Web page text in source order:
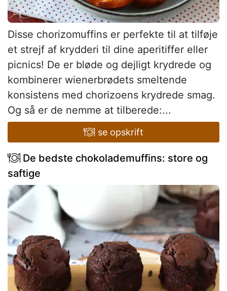
Disse chorizomuffins er perfekte til at tilføje
et strejf af krydderi til dine aperitiffer eller
picnics! De er bløde og dejligt krydrede og
kombinerer wienerbrødets smeltende
konsistens med chorizoens krydrede smag.
Og så er de nemme at tilberede:...
se opskrift
De bedste chokolademuffins: store og
saftige